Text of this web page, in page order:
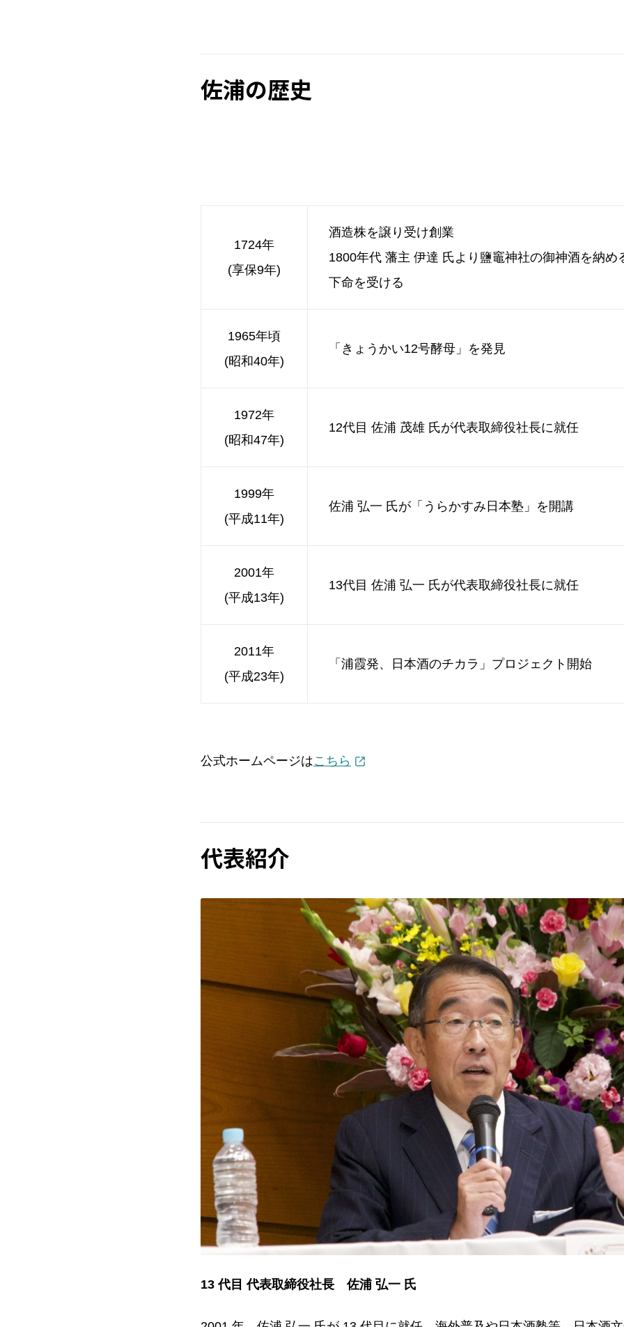
佐浦の歴史
1724年
(享保9年)
酒造株を譲り受け創業
1800年代 藩主 伊達 氏より鹽竈神社の御神酒を納め
下命を受ける
1965年頃
(昭和40年)
「きょうかい12号酵母」を発見
1972年
(昭和47年)
12代目 佐浦 茂雄 氏が代表取締役社長に就任
1999年
(平成11年)
佐浦 弘一 氏が「うらかすみ日本塾」を開講
2001年
(平成13年)
13代目 佐浦 弘一 氏が代表取締役社長に就
2011年
(平成23年)
「浦霞発、日本酒のチカラ」プロジェクト開始
公式ホームページはこちら
代表紹介
13 代目 代表取締役社長 佐浦 弘一 氏